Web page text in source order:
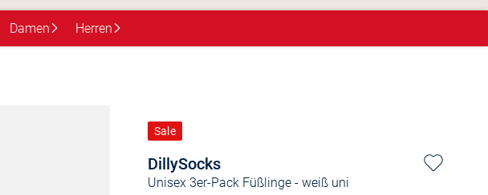
Damen Herren
DillySocks
Unisex 3er-Pack Füßlinge- weiß uni
Sale